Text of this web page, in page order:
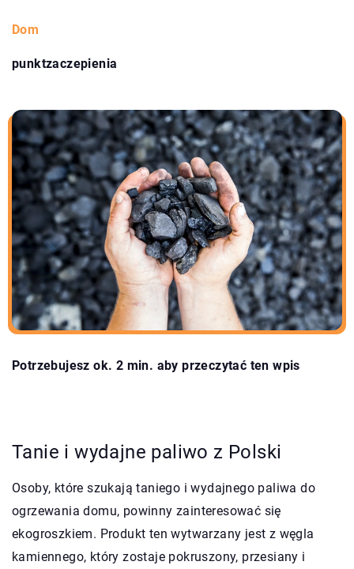
Dom
punktzaczepienia
Potrzebujesz ok. 2 min. aby przeczytać ten wpis
Tanie i wydajne paliwo z Polski
Osoby, które szukają taniego i wydajnego paliwa do
ogrzewania domu, powinny zainteresować się
ekogroszkiem. Produkt ten wytwarzany jest z węgla
kamiennego, który zostaje pokruszony, przesiany i